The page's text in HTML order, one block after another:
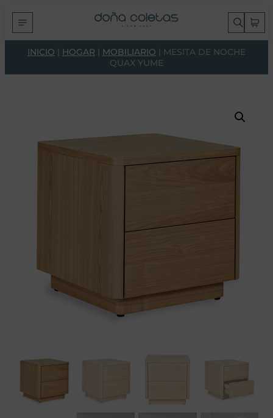
INICIO | HOGAR | MOBILIARIO | MESITA DE NOCHE
QUAX YUME